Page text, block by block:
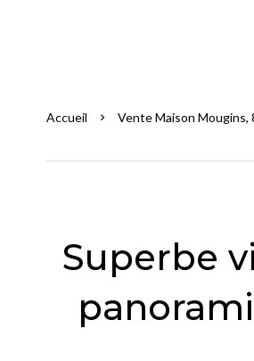
Accueil Vente Maison Mougins,
Superbe